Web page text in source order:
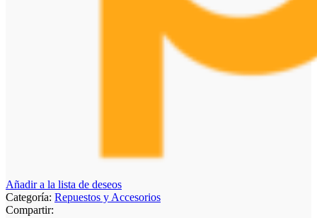
Añadir a la lista de deseos
Categoría: Repuestos y Accesorios
Compartir: